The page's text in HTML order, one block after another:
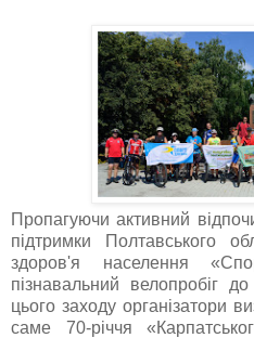
Пропагуючи активний
підтримки Полтавського
здоров'я населення
пізнавальний велопробіг
цього заходу організатори
саме 70-річчя